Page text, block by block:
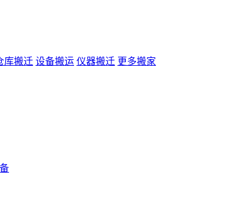
库搬迁 设备搬运 仪器搬迁 更多搬家